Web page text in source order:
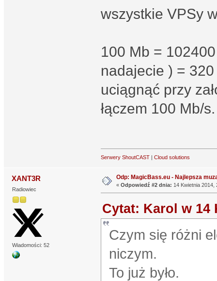
wszystkie VPSy
100 Mb =
nadajecie ) = 320
uciągnąć przy
łączem 100 Mb/s.
Serwery ShoutCAST| Cloud solutions
XANT3R
Radiowiec
Wiadomości: 52
Odp: MagicBass.eu - Najlepsza
« Odpowiedź #2 dnia: 14 Kwietnia 2014,
Cytat: Karol w 14
Czym się różni
niczym.
To już było.